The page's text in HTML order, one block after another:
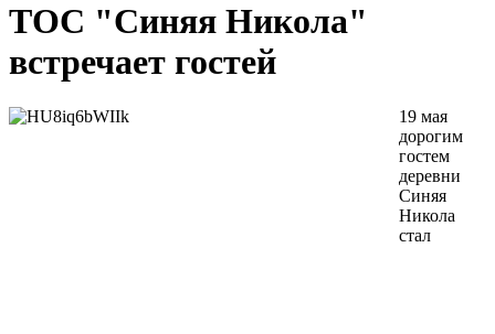
ТОС "Синяя Никола"
встречает гостей
19 мая
дорогим
гостем
деревни
Синяя
Никола
стал